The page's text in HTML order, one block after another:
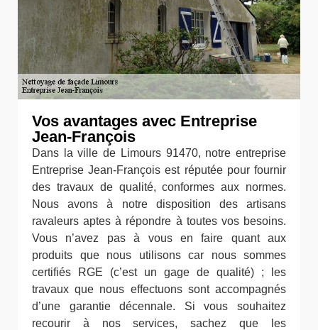
Vos avantages avec Entreprise
Jean-François
Dans la ville de Limours 91470, notre entreprise
Entreprise Jean-François est réputée pour fournir
des travaux de qualité, conformes aux normes.
Nous avons à notre disposition des artisans
ravaleurs aptes à répondre à toutes vos besoins.
Vous n’avez pas à vous en faire quant aux
produits que nous utilisons car nous sommes
certifiés RGE (c’est un gage de qualité) ; les
travaux que nous effectuons sont accompagnés
d’une garantie décennale. Si vous souhaitez
recourir à nos services, sachez que les